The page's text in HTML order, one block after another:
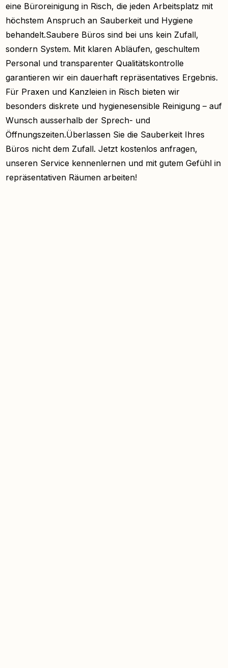
eine Büroreinigung in Risch, die jeden Arbeitsplatz mit
höchstem Anspruch an Sauberkeit und Hygiene
behandelt.Saubere Büros sind bei uns kein Zufall,
sondern System. Mit klaren Abläufen, geschultem
Personal und transparenter Qualitätskontrolle
garantieren wir ein dauerhaft repräsentatives Ergebnis.
Für Praxen und Kanzleien in Risch bieten wir
besonders diskrete und hygienesensible Reinigung – auf
Wunsch ausserhalb der Sprech- und
Öffnungszeiten.Überlassen Sie die Sauberkeit Ihres
Büros nicht dem Zufall. Jetzt kostenlos anfragen,
unseren Service kennenlernen und mit gutem Gefühl in
repräsentativen Räumen arbeiten!